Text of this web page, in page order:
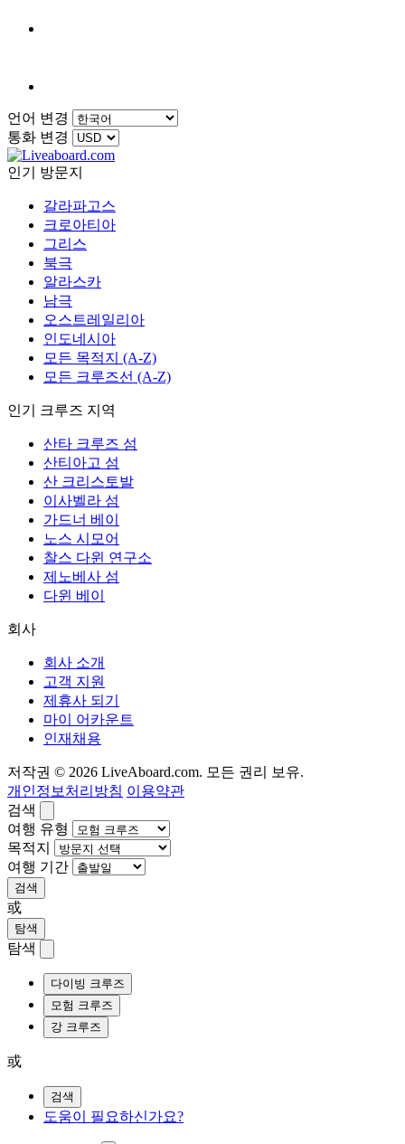
언어 변경
통화 변경
인기 방문지
갈라파고스
크로아티아
그리스
북극
알라스카
남극
오스트레일리아
인도네시아
모든 목적지 (A-Z)
모든 크루즈선 (A-Z)
인기 크루즈 지역
산타 크루즈 섬
산티아고 섬
산 크리스토발
이사벨라 섬
가드너 베이
노스 시모어
찰스 다윈 연구소
제노베사 섬
다윈 베이
회사
회사 소개
고객 지원
제휴사 되기
마이 어카운트
인재채용
저작권 © 2026 LiveAboard.com. 모든 권리 보유.
개인정보처리방침 이용약관
검색
여행 유형
목적지
여행 기간
검색
或
탐색
탐색
다이빙 크루즈
모험 크루즈
강 크루즈
或
검색
도움이 필요하신가요?